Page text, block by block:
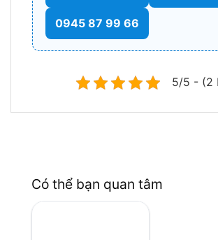
0945 87 99 66
5/5 - (2
Có thể bạn quan tâm